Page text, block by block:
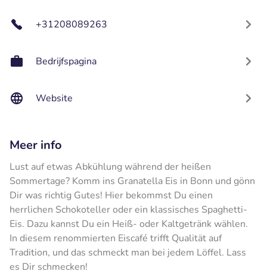
+31208089263
Bedrijfspagina
Website
Meer info
Lust auf etwas Abkühlung während der heißen
Sommertage? Komm ins Granatella Eis in Bonn und gönn
Dir was richtig Gutes! Hier bekommst Du einen
herrlichen Schokoteller oder ein klassisches Spaghetti-
Eis. Dazu kannst Du ein Heiß- oder Kaltgetränk wählen.
In diesem renommierten Eiscafé trifft Qualität auf
Tradition, und das schmeckt man bei jedem Löffel. Lass
es Dir schmecken!